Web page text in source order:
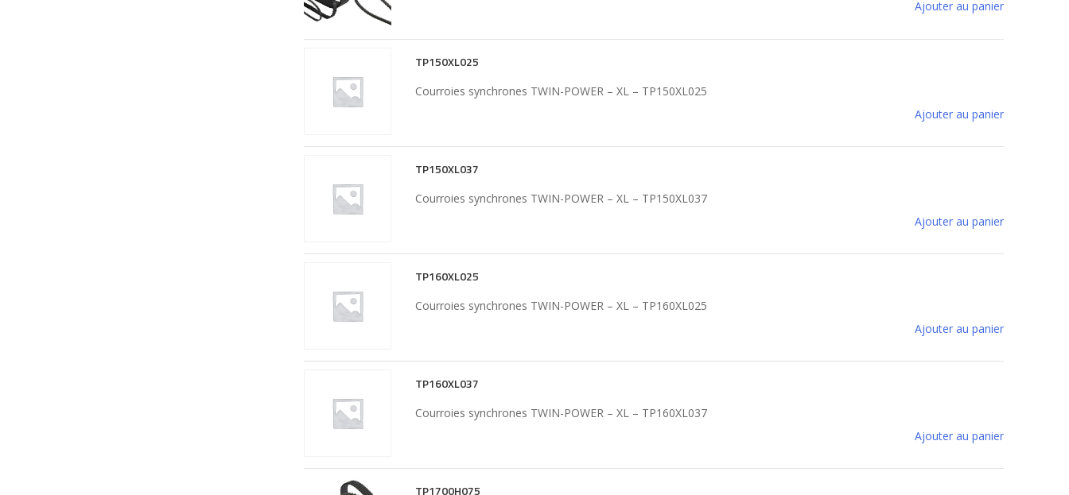
Ajouter au panier
TP150XL025
Courroies synchrones TWIN-POWER – XL – TP150XL025
Ajouter au panier
TP150XL037
Courroies synchrones TWIN-POWER – XL – TP150XL037
Ajouter au panier
TP160XL025
Courroies synchrones TWIN-POWER – XL – TP160XL025
Ajouter au panier
TP160XL037
Courroies synchrones TWIN-POWER – XL – TP160XL037
Ajouter au panier
TP1700H075